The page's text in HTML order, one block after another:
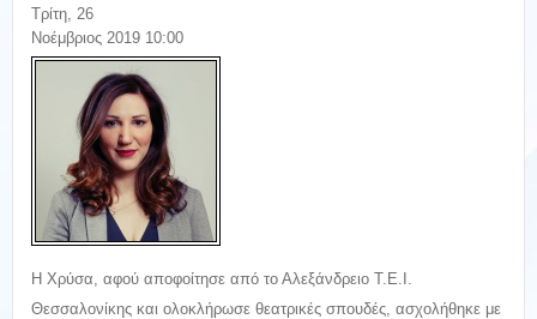
Τρίτη, 26
Νοέμβριος 2019 10:00
H Χρύσα, αφού αποφοίτησε από το Αλεξάνδρειο Τ.Ε.Ι.
Θεσσαλονίκης και ολοκλήρωσε θεατρικές σπουδές, ασχολήθηκε με